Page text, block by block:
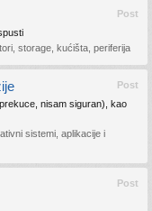
Post
storage, kućišta, periferija
Post
nisam siguran), kao
sistemi, aplikacije i
Post